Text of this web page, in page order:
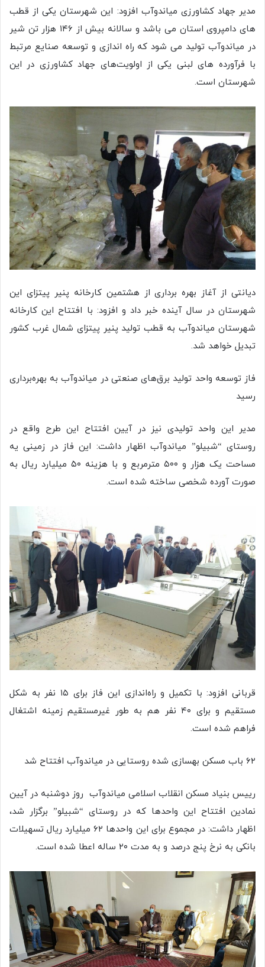
مدیر جهاد کشاورزی میاندوآب افزود: این شهرستان یکی از قطب
های دامپروی استان می باشد و سالانه بیش از ۱۴۶ هزار تن شیر
در میاندوآب تولید می شود که راه اندازی و توسعه صنایع مرتبط
با فرآورده های لبنی یکی از اولویت‌های جهاد کشاورزی در این
شهرستان است.
دیانتی‌ از آغاز بهره برداری از هشتمین کارخانه پنیر پیتزای این
شهرستان در سال آینده خبر داد و افزود: با افتتاح این کارخانه
شهرستان میاندوآب به قطب تولید پنیر پیتزای شمال غرب کشور
تبدیل خواهد شد.
فاز توسعه واحد تولید برق‌های صنعتی در میاندوآب به بهره‌برداری
رسید
مدیر این واحد تولیدی نیز در آیین افتتاح این طرح واقع در
روستای “شبیلو” میاندوآب اظهار داشت: این فاز در زمینی یه
مساحت یک هزار و ۵۰۰ مترمربع و با هزینه ۵۰ میلیارد ریال به
صورت آورده شخصی ساخته شده است.
قربانی افزود: با تکمیل و راه‌اندازی این فاز برای ۱۵ نفر به شکل
مستقیم و برای ۴۰ نفر هم به طور غیرمستقیم زمینه اشتغال
فراهم شده است.
۶۲ باب مسکن بهسازی شده روستایی در میاندوآب افتتاح شد
رییس بنیاد مسکن انقلاب اسلامی میاندوآب روز دوشنبه در آیین
نمادین افتتاح این واحدها که در روستای “شبیلو” برگزار شد،
اظهار داشت: در مجموع برای این واحدها ۶۲ میلیارد ریال تسهیلات
بانکی به نرخ پنج درصد و به مدت ۲۰ ساله اعطا شده است.